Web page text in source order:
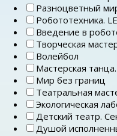
Разноцветный
Робототехника.
Введение в
Творческая
Волейбол
Мастерская
Мир без границ
Театральная
Экологическая
Детский театр.
Душой